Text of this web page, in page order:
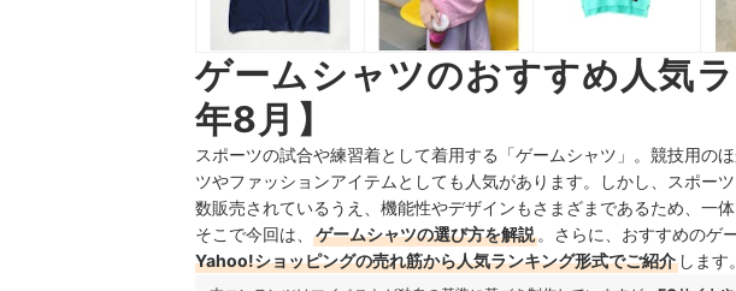
ゲームシャツのおすすめ人気
年8月】
スポーツの試合や練習着として着用する「ゲームシャツ」。競技用の
ツやファッションアイテムとしても人気があります。しかし、スポー
数販売されているうえ、機能性やデザインもさまざまであるため、一
そこで今回は、
ゲームシャツの選び方を解説 。さらに、おすすめのゲ
Yahoo!ショッピングの売れ筋から人気ランキング形式でご紹介 します